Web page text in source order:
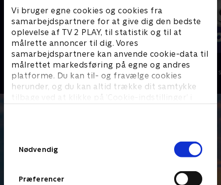
Vi bruger egne cookies og cookies fra
samarbejdspartnere for at give dig den bedste
oplevelse af TV 2 PLAY, til statistik og til at
målrette annoncer til dig. Vores
samarbejdspartnere kan anvende cookie-data til
målrettet markedsføring på egne og andres
platforme. Du kan til- og fravælge cookies
herunder, og du kan altid trække dit samtykke
tilbage ved at klikke på ’Cookie-indstillinger’ i
Nødvendig
Præferencer
Vicke Viking
Børneserier • 1 sæsoner
Olly & Lea
Børneserier • 1